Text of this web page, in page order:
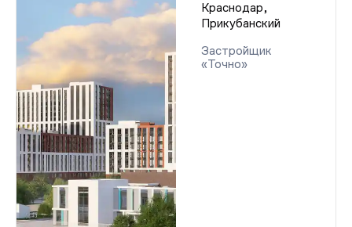
Краснодар,
Прикубанский
Застройщик
«Точно»